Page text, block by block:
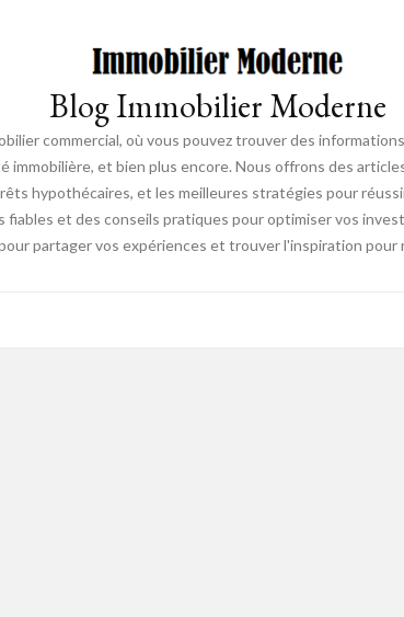
Blog Immobilier Moderne
commercial, où vous pouvez trouver des
et bien plus encore. Nous offrons des
hypothécaires, et les meilleures stratégies pour
et des conseils pratiques pour optimiser vos
partager vos expériences et trouver l'inspiration pour